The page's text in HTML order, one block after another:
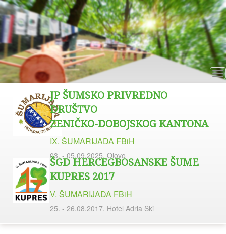
JP ŠUMSKO PRIVREDNO
DRUŠTVO
ZENIČKO-DOBOJSKOG KANTONA
IX. ŠUMARIJADA FBiH
03. - 05.09.2025. Olovo
ŠGD HERCEGBOSANSKE ŠUME
KUPRES 2017
V. ŠUMARIJADA FBiH
25. - 26.08.2017. Hotel Adria Ski